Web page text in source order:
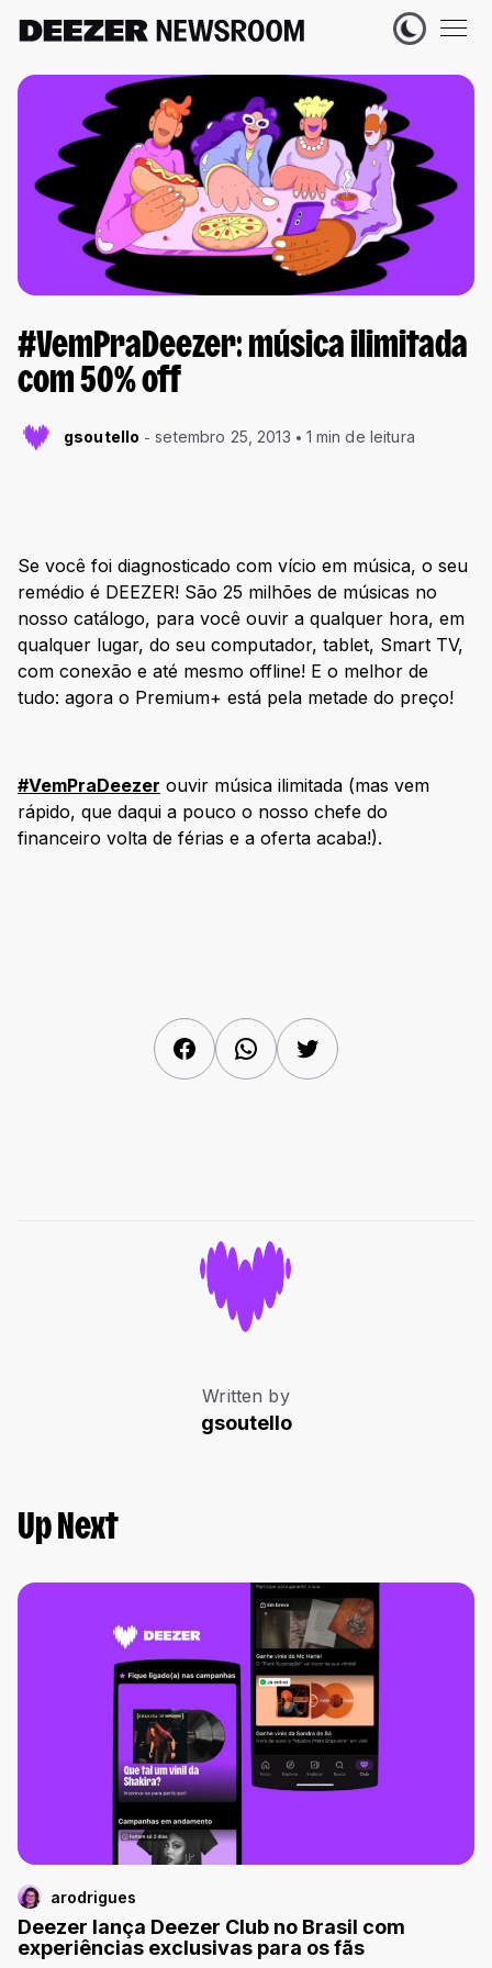
#VemPraDeezer: música ilimitada
com 50% off
gsoutello setembro 25, 2013 1 min de leitura
Se você foi diagnosticado com vício em música, o seu
remédio é DEEZER! São 25 milhões de músicas no
nosso catálogo, para você ouvir a qualquer hora, em
qualquer lugar, do seu computador, tablet, Smart TV,
com conexão e até mesmo offline! E o melhor de
tudo: agora o Premium+ está pela metade do preço!
#VemPraDeezer ouvir música ilimitada (mas vem
rápido, que daqui a pouco o nosso chefe do
financeiro volta de férias e a oferta acaba!).
FacebookWhatsAppTwitter
Written by
gsoutello
Up Next
arodrigues
Deezer lança Deezer Club no Brasil com
experiências exclusivas para os fãs